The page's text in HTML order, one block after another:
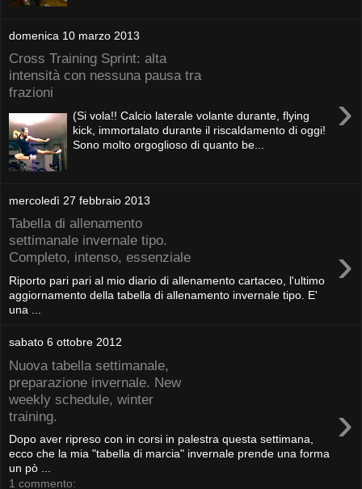
domenica 10 marzo 2013
Cross Training Sprint: alta
intensità con nessuna pausa tra
frazioni
›
(Si vola!! Calcio laterale volante durante, flying
kick, immortalato durante il riscaldamento di oggi!
Sono molto orgoglioso di quanto be...
mercoledì 27 febbraio 2013
Tabella di allenamento
settimanale invernale tipo.
Completo, intenso, essenziale
›
Riporto pari pari al mio diario di allenamento cartaceo, l'ultimo
aggiornamento della tabella di allenamento invernale tipo. E'
una ...
sabato 6 ottobre 2012
Nuova tabella settimanale,
preparazione invernale. New
weekly schedule, winter
training.
›
Dopo aver ripreso con in corsi in palestra questa settimana,
ecco che la mia "tabella di marcia" invernale prende una forma
un pò ...
1 commento: